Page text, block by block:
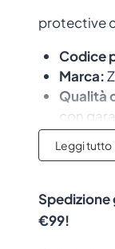
protective
Codice
Marca:
Qualità
con
Questo
seguenti
Leggi tutto
Spedizione
€99!